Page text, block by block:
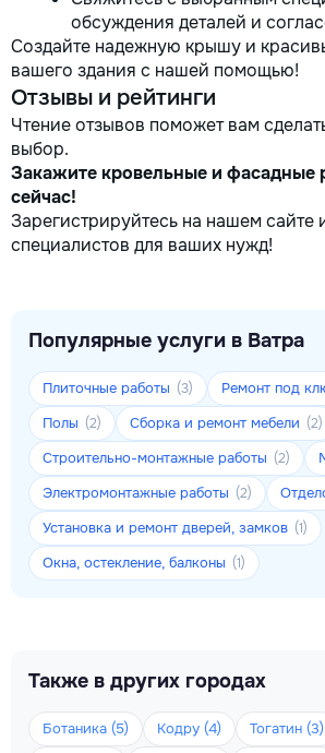
обсуждения деталей и
Создайте надежную крышу и
вашего здания с нашей помощью!
Отзывы и рейтинги
Чтение отзывов поможет вам
выбор.
Закажите кровельные и фасадные
сейчас!
Зарегистрируйтесь на нашем сайте
специалистов для ваших нужд!
Популярные услуги в Ватра
Плиточные работы (3) Ремонт под
Полы (2) Сборка и ремонт мебели (2)
Строительно-монтажные работы (2)
Электромонтажные работы (2)
Установка и ремонт дверей, замков (1)
Окна, остекление, балконы (1)
Также в других городах
Ботаника (5) Кодру (4) Тогатин (3)